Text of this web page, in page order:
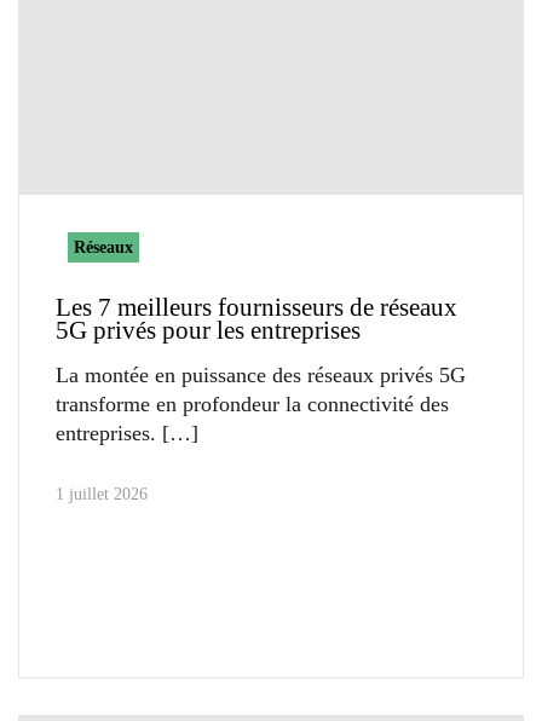
Réseaux
Les 7 meilleurs fournisseurs de réseaux
5G privés pour les entreprises
La montée en puissance des réseaux privés 5G
transforme en profondeur la connectivité des
entreprises.
1 juillet 2026